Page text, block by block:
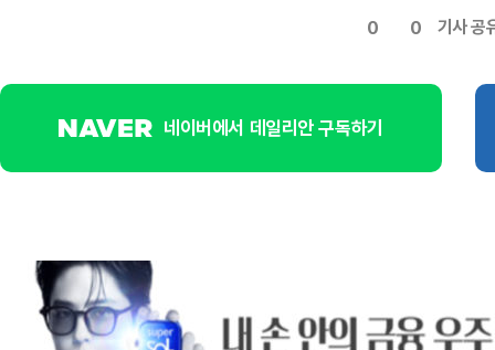
0 0 기사 공
네이버에서 데일리안 구독하기